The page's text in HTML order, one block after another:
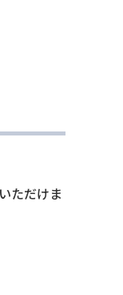
ただけま